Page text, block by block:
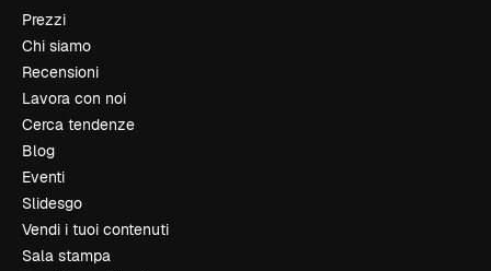
Prezzi
Chi siamo
Recensioni
Lavora con noi
Cerca tendenze
Blog
Eventi
Slidesgo
Vendi i tuoi contenuti
Sala stampa